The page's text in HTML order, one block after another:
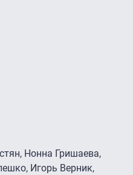
Нонна Гришаева,
Игорь Верник,